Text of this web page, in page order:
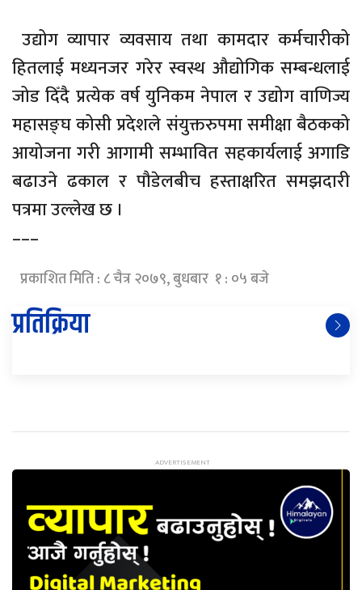
उद्योग व्यापार व्यवसाय तथा कामदार कर्मचारीको
हितलाई मध्यनजर गरेर स्वस्थ औद्योगिक सम्बन्धलाई
जोड दिँदै प्रत्येक वर्ष युनिकम नेपाल र उद्योग वाणिज्य
महासङ्घ कोसी प्रदेशले संयुक्तरुपमा समीक्षा बैठकको
आयोजना गरी आगामी सम्भावित सहकार्यलाई अगाडि
बढाउने ढकाल र पौडेलबीच हस्ताक्षरित समझदारी
पत्रमा उल्लेख छ ।
–––
प्रकाशित मिति : ८ चैत्र २०७९, बुधबार १ : ०५ बजे
प्रतिक्रिया